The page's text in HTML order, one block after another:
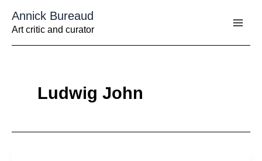
contenu
Annick Bureaud
Art critic and curator
Ludwig John